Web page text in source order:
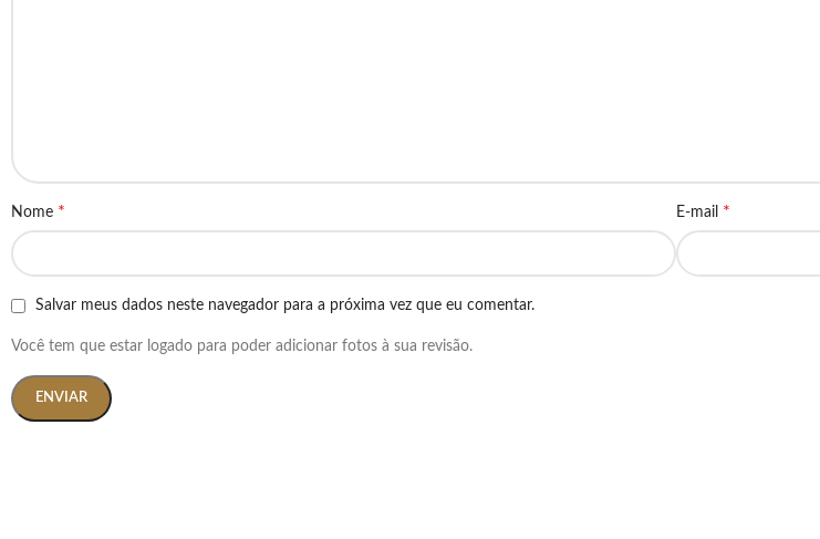
Nome * E-mail *
Salvar meus dados neste navegador para a próxima vez que eu comentar.
Você tem que estar logado para poder adicionar fotos à sua revisão.